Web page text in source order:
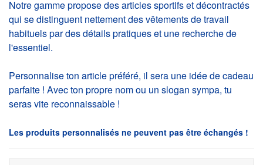
Notre gamme propose des articles sportifs et décontractés
qui se distinguent nettement des vêtements de travail
habituels par des détails pratiques et une recherche de
l'essentiel.
Personnalise ton article préféré, il sera une idée de cadeau
parfaite ! Avec ton propre nom ou un slogan sympa, tu
seras vite reconnaissable !
Les produits personnalisés ne peuvent pas être échangés !